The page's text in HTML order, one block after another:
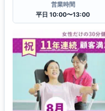
営業時間
平日 10:00〜13:00